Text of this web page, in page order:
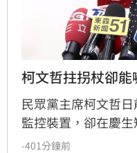
柯文哲拄拐杖卻
民眾黨主席柯文哲
監控裝置，卻在慶
來」，引發外界質
-401分鐘前